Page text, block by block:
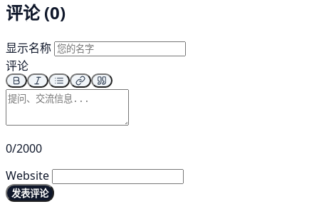
评论 (0)
显示名称
评论
0/2000
Website
发表评论